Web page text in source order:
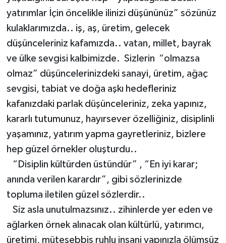
yatırımlar İçin öncelikle ilinizi düşününüz” sözünüz
kulaklarımızda.. iş, aş, üretim, gelecek
düşünceleriniz kafamızda.. vatan, millet, bayrak
ve ülke sevgisi kalbimizde. Sizlerin “olmazsa
olmaz” düşüncelerinizdeki sanayi, üretim, ağaç
sevgisi, tabiat ve doğa aşkı hedefleriniz
kafanızdaki parlak düşünceleriniz, zeka yapınız,
kararlı tutumunuz, hayırsever özelliğiniz, disiplinli
yaşamınız, yatırım yapma gayretleriniz, bizlere
hep güzel örnekler oluşturdu..
“Disiplin kültürden üstündür” , “En iyi karar;
anında verilen karardır”, gibi sözlerinizde
topluma iletilen güzel sözlerdir..
Siz asla unutulmazsınız.. zihinlerde yer eden ve
ağlarken örnek alınacak olan kültürlü, yatırımcı,
üretimi, müteşebbis ruhlu insani yapınızla ölümsüz
Türkiye
Yerel
İletişim
Künye